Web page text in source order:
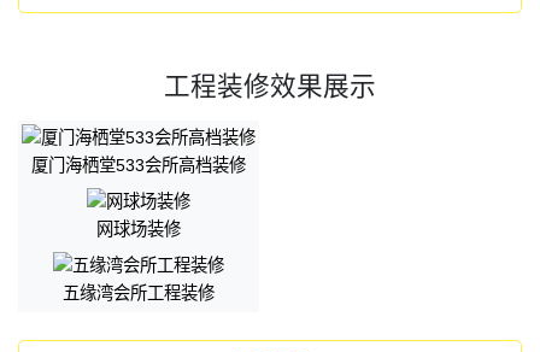
工程装修效果展示
厦门海栖堂533会所高档装修
网球场装修
五缘湾会所工程装修